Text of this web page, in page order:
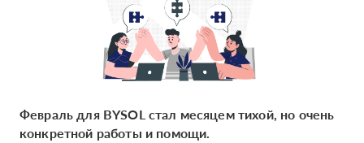
Февраль для BYSOL стал месяцем тихой, но очень
конкретной работы и помощи.